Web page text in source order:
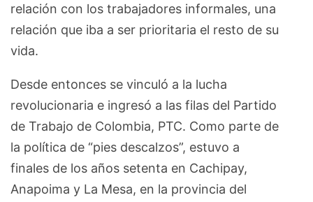
relación con los trabajadores informales, una
relación que iba a ser prioritaria el resto de su
vida.
Desde entonces se vinculó a la lucha
revolucionaria e ingresó a las filas del Partido
de Trabajo de Colombia, PTC. Como parte de
la política de “pies descalzos”, estuvo a
finales de los años setenta en Cachipay,
Anapoima y La Mesa, en la provincia del